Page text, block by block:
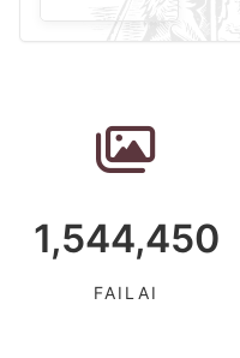
1,544,450
FAILAI